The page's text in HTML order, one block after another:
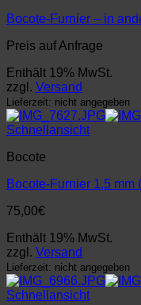
Bocote-Furnier – in
Preis auf Anfrage
Enthält 19% MwSt.
zzgl. Versand
Lieferzeit: nicht angegeben
Schnellansicht
Bocote
Bocote-Furnier 1,5 mm
75,00€
Enthält 19% MwSt.
zzgl. Versand
Lieferzeit: nicht angegeben
Schnellansicht